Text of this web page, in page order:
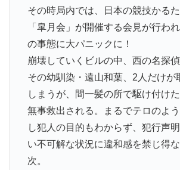
その時局内では、日本の競技かる
「皐月会」が開催する会見が行わ
の事態に大パニックに！
崩壊していくビルの中、西の名探
その幼馴染・遠山和葉、2人だけが
しまうが、間一髪の所で駆け付け
無事救出される。まるでテロのよ
し犯人の目的もわからず、犯行声
い不可解な状況に違和感を禁じ得
次。